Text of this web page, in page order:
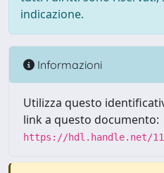
indicazione.
Informazioni
Utilizza questo
link a questo documento:
https://hdl.handle.net/